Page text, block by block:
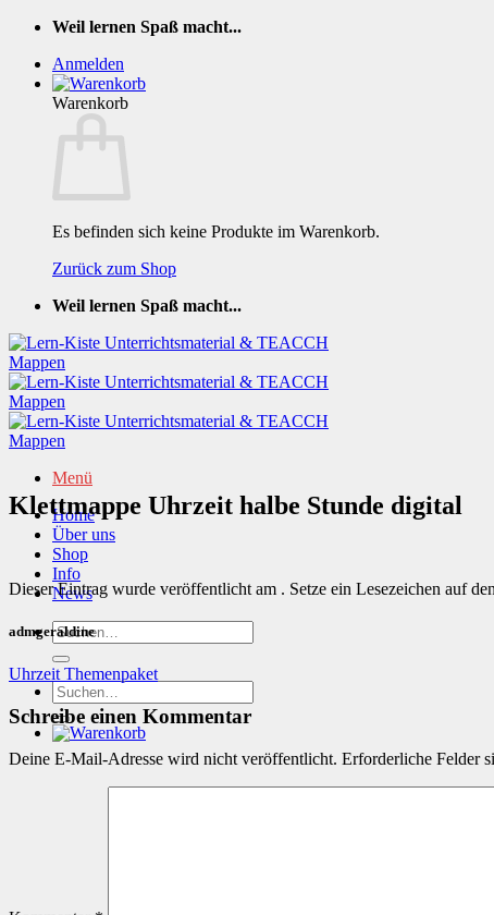
Zum
springen
Weil lernen Spaß macht...
Anmelden
Warenkorb
Es befinden sich keine Produkte im Warenkorb.
Zurück zum Shop
Weil lernen Spaß macht...
Menü
Home
Über uns
Shop
Info
News
Suchen
nach:
Suchen
nach:
Klettmappe Uhrzeit halbe Stunde digital
Dieser Eintrag wurde veröffentlicht am . Setze ein Lesezeichen auf den
admgeraldine
Uhrzeit Themenpaket
Schreibe einen Kommentar
Deine E-Mail-Adresse wird nicht veröffentlicht. Erforderliche Felder